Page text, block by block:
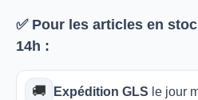
✅ Pour les articles en
14h :
🚚 Expédition GLS le jour